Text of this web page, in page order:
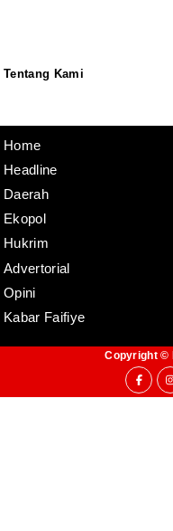
Tentang Kami
Home
Headline
Daerah
Ekopol
Hukrim
Advertorial
Opini
Kabar Faifiye
Copyright ©